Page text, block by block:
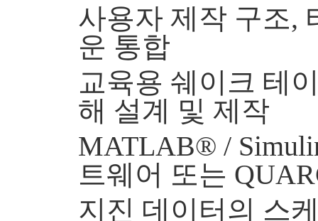
사용자 제작 구조,
운 통합
교육용 쉐이크 테
해 설계 및 제작
MATLAB® /
트웨어 또는
지진 데이터의 스